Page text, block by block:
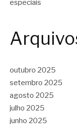
especiais
outubro 2025
setembro 2025
agosto 2025
julho 2025
junho 2025